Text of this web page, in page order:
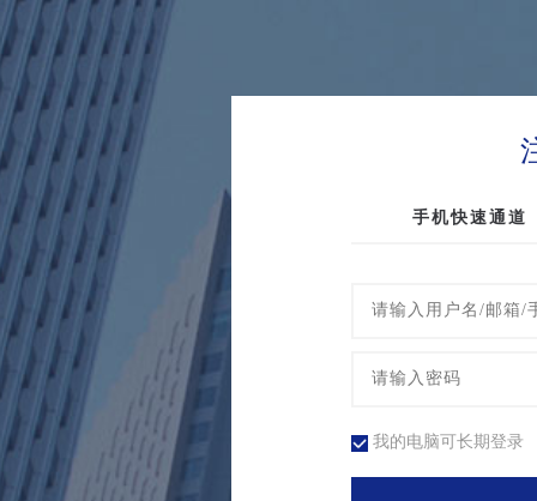
手机快速通道
我的电脑可长期登录